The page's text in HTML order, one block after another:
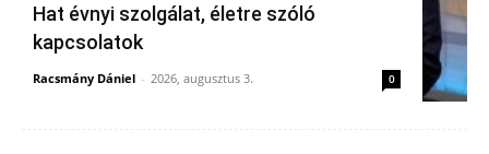
Hat évnyi szolgálat, életre szóló
kapcsolatok
Racsmány Dániel - 2026, augusztus 3. 0